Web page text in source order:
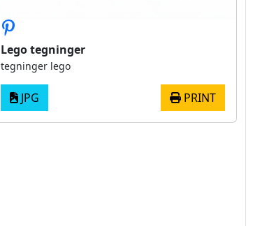
Lego tegninger
tegninger lego
JPG PRINT